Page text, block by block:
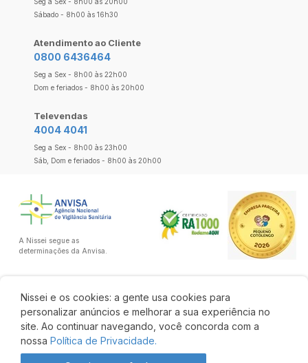
Nissei e os cookies: a gente usa cookies para
personalizar anúncios e melhorar a sua experiência no
site. Ao continuar navegando, você concorda com a
nossa Política de Privacidade.
Sábado - 8h00 às 16h30
Atendimento ao Cliente
0800 6436464
Seg a Sex - 8h00 às 22h00
Dom e feriados - 8h00 às 20h00
Televendas
4004 4041
Seg a Sex - 8h00 às 23h00
Sáb, Dom e feriados - 8h00 às 20h00
A Nissei segue as
determinações da Anvisa.